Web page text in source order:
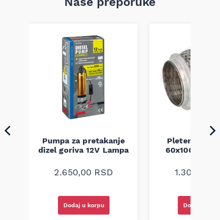
Pumpa za pretakanje
dizel goriva 12V Lampa
2.650,00 RSD
Dodaj u korpu
Pletenica
60x100
1.300,00
Dodaj u